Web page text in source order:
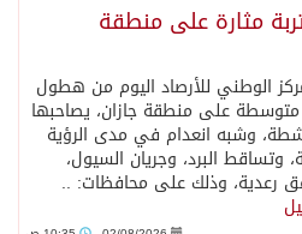
مثارة على منطقة
الوطني للأرصاد اليوم من هطول
متوسطة على منطقة جازان، يصاحبها
وشبه انعدام في مدى الرؤية
وتساقط البرد، وجريان السيول،
رعدية، وذلك على محافظات: ..